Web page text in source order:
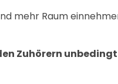
mehr Raum
Zuhörern